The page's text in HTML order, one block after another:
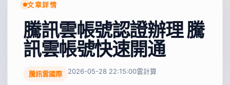
文章詳情
騰訊雲帳號認證辦理 騰
訊雲帳號快速開通
騰訊雲國際 2026-05-28 22:15:00雲計算